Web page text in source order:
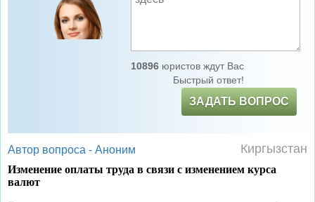
10896юристов ждут Вас
Быстрый ответ!
ЗАДАТЬ ВОПРОС
Автор вопроса - Аноним Киргызстан
Изменение оплаты труда в связи с изменением курса
валют